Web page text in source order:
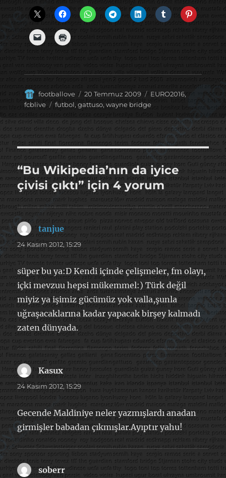
Yazar
footballove
Yayın
tarihi
20 Temmuz 2009 Kategoriler
EURO2016,
fcblive
Etiketler
futbol, gattuso, wayne bridge
“Bu Wikipedia’nın da iyice
çivisi çıktı” için 4 yorum
tanjuededi
ki:
24 Kasım 2012, 15:29
süper bu ya:D Kendi içinde çelişmeler, fm olayı,
içki mevzuu hepsi mükemmel:) Türk değil
miyiz ya işimiz gücümüz yok valla,şunla
uğraşacaklarına kadar yapacak birşey kalmadı
zaten dünyada.
Kasuxdedi
ki:
24 Kasım 2012, 15:29
Gecende Maldiniye neler yazmışlardı anadan
girmişler babadan çıkmışlar.Ayıptır yahu!
soberr dedi